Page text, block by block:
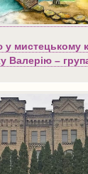
у мистецькому
Валерію –